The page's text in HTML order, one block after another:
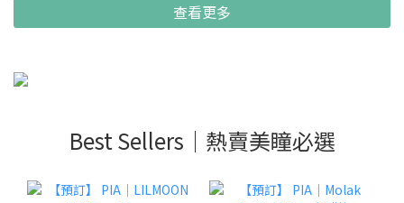
查看更多
Best Sellers｜熱賣美瞳必選